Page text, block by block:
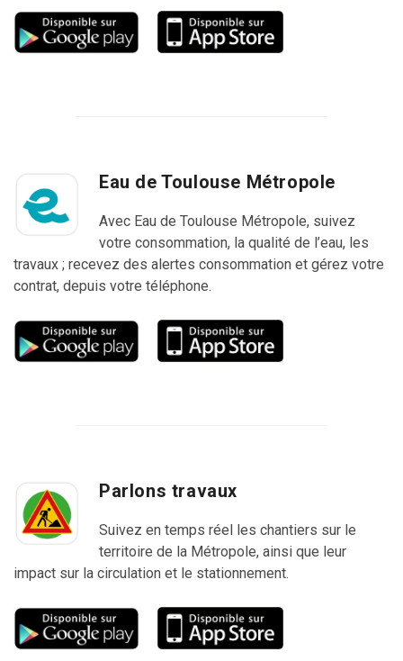
Eau de Toulouse Métropole
Avec Eau de Toulouse Métropole, suivez
votre consommation, la qualité de l’eau, les
travaux ; recevez des alertes consommation et gérez votre
contrat, depuis votre téléphone.
Parlons travaux
Suivez en temps réel les chantiers sur le
territoire de la Métropole, ainsi que leur
impact sur la circulation et le stationnement.